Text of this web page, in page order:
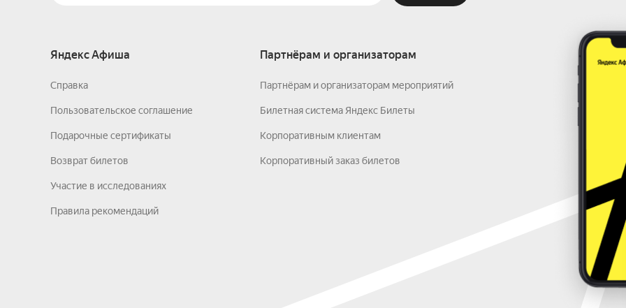
Яндекс Афиша
Справка
Пользовательское соглашение
Подарочные сертификаты
Возврат билетов
Участие в исследованиях
Правила рекомендаций
Партнёрам и организаторам
Партнёрам и организаторам мероприятий
Билетная система Яндекс Билеты
Корпоративным клиентам
Корпоративный заказ билетов